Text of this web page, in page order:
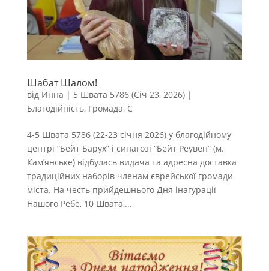
Шабат Шалом!
від Инна | 5 Швата 5786 (Січ 23, 2026)|
Благодійність, Громада, С
4-5 Швата 5786 (22-23 січня 2026) у благодійному
центрі “Бейт Барух” і синагозі “Бейт Реувен” (м.
Кам’янське) відбулась видача та адресна доставка
традиційних наборів членам єврейської громади
міста. На честь прийдешнього Дня інагурації
Нашого Ребе, 10 Швата,...